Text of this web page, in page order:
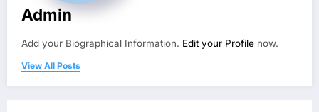
Admin
Add your Biographical Information. Edit your Profile now.
View All Posts